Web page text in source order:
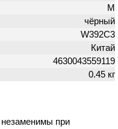
M
чёрный
W392C3
Китай
4630043559119
0.45 кг
незаменимы при